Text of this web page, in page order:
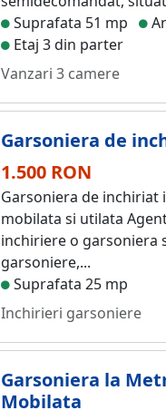
Suprafata 51 mp
Etaj 3 din parter
Vanzari 3 camere
Garsoniera de
1.500 RON
Garsoniera de inchiriat
mobilata si utilata
inchiriere o garsoniera
garsoniere,...
Suprafata 25 mp
Inchirieri garsoniere
Garsoniera la
Mobilata